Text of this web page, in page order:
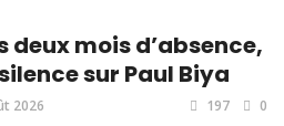
deux mois d’absence,
sur Paul Biya
2026 197 0